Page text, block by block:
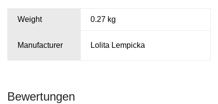
Weight 0.27 kg
Manufacturer Lolita Lempicka
Bewertungen